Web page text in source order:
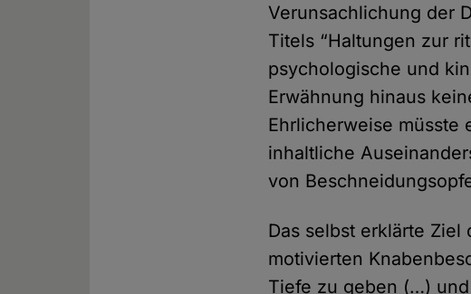
Verunsachlichung der
Titels “Haltungen zur
psychologische und
Erwähnung hinaus
Ehrlicherweise müsste
inhaltliche
von
Das selbst erklärte Ziel
motivierten
Tiefe zu geben (…)